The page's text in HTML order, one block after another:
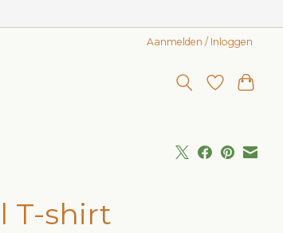
Aanmelden / Inloggen
T-shirt